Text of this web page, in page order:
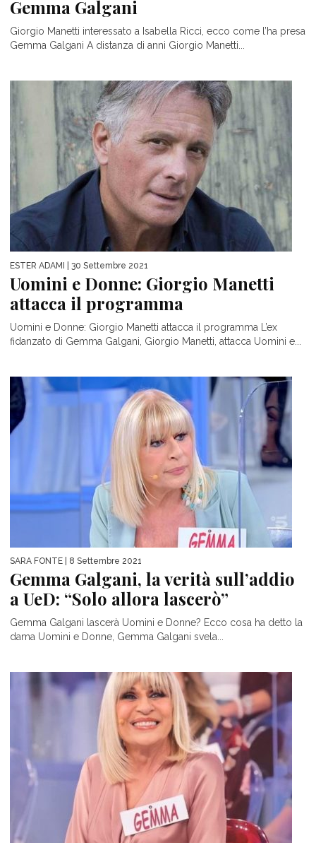
Gemma Galgani
Giorgio Manetti interessato a Isabella Ricci, ecco come l’ha presa
Gemma Galgani A distanza di anni Giorgio Manetti...
ESTER ADAMI | 30 Settembre 2021
Uomini e Donne: Giorgio Manetti
attacca il programma
Uomini e Donne: Giorgio Manetti attacca il programma L’ex
fidanzato di Gemma Galgani, Giorgio Manetti, attacca Uomini e...
SARA FONTE | 8 Settembre 2021
Gemma Galgani, la verità sull’addio
a UeD: “Solo allora lascerò”
Gemma Galgani lascerà Uomini e Donne? Ecco cosa ha detto la
dama Uomini e Donne, Gemma Galgani svela...